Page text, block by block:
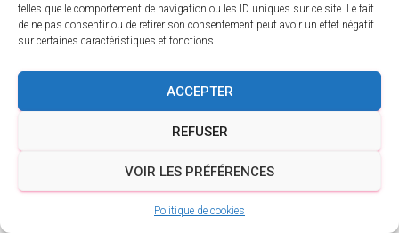
telles que le comportement de navigation ou les ID uniques sur ce site. Le fait
de ne pas consentir ou de retirer son consentement peut avoir un effet négatif
sur certaines caractéristiques et fonctions.
ACCEPTER
REFUSER
VOIR LES PRÉFÉRENCES
Politique de cookies
novembre 2019
octobre 2019
avril 2019
Flux inconnu